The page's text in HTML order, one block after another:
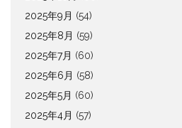
2025年9月 (54)
2025年8月 (59)
2025年7月 (60)
2025年6月 (58)
2025年5月 (60)
2025年4月 (57)